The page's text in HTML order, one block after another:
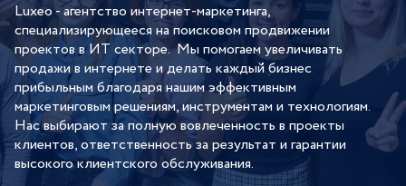
Luxeo - агентство интернет-маркетинга,
специализирующееся на поисковом продвижении
проектов в ИТ секторе.  Мы помогаем увеличивать
продажи в интернете и делать каждый бизнес
прибыльным благодаря нашим эффективным
маркетинговым решениям, инструментам и технологиям.
Нас выбирают за полную вовлеченность в проекты
клиентов, ответственность за результат и гарантии